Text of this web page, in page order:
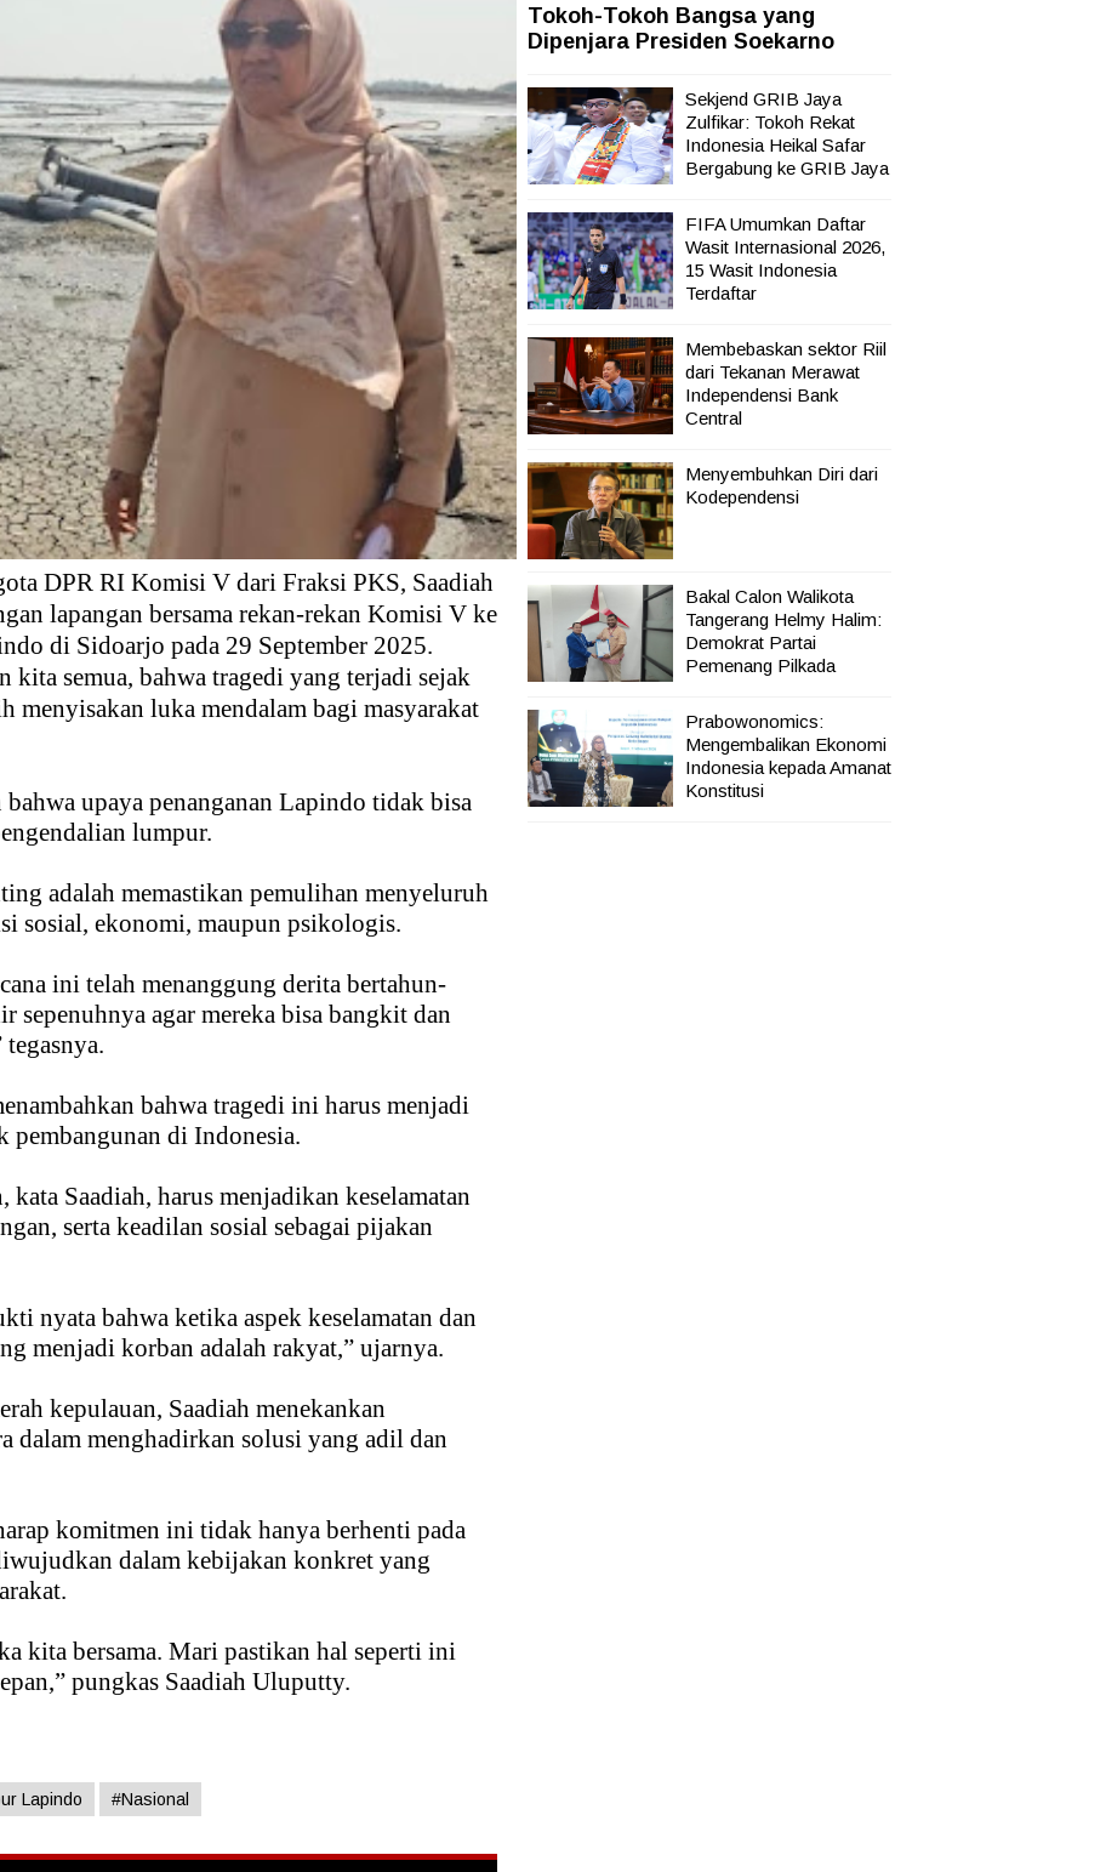
Topang Kenaikan PMI Manufaktur Nasional
dengan Gerakan Penguatan Literasi
Aset Koruptor
Tekanan Merawat Independensi Bank Central
Digital
Sakit Harus Adaptif Hadapi Tekanan Ekonomi Dunia
DPR RI Komisi V dari Fraksi PKS, Saadiah
lapangan bersama rekan-rekan Komisi V ke
di Sidoarjo pada 29 September 2025.
semua, bahwa tragedi yang terjadi sejak
menyisakan luka mendalam bagi masyarakat
upaya penanganan Lapindo tidak bisa
lumpur.
adalah memastikan pemulihan menyeluruh
sosial, ekonomi, maupun psikologis.
ini telah menanggung derita bertahun-
sepenuhnya agar mereka bisa bangkit dan
bahwa tragedi ini harus menjadi
pembangunan di Indonesia.
Saadiah, harus menjadikan keselamatan
serta keadilan sosial sebagai pijakan
nyata bahwa ketika aspek keselamatan dan
menjadi korban adalah rakyat,” ujarnya.
kepulauan, Saadiah menekankan
dalam menghadirkan solusi yang adil dan
komitmen ini tidak hanya berhenti pada
dalam kebijakan konkret yang
kita bersama. Mari pastikan hal seperti ini
pungkas Saadiah Uluputty.
Lapindo #Nasional
Tokoh-Tokoh Bangsa yang
Dipenjara Presiden Soekarno
Sekjend GRIB Jaya
Zulfikar: Tokoh Rekat
Indonesia Heikal Safar
Bergabung ke GRIB Jaya
FIFA Umumkan Daftar
Wasit Internasional 2026,
15 Wasit Indonesia
Terdaftar
Membebaskan sektor Riil
dari Tekanan Merawat
Independensi Bank
Central
Menyembuhkan Diri dari
Kodependensi
Bakal Calon Walikota
Tangerang Helmy Halim:
Demokrat Partai
Pemenang Pilkada
Prabowonomics:
Mengembalikan Ekonomi
Indonesia kepada Amanat
Konstitusi